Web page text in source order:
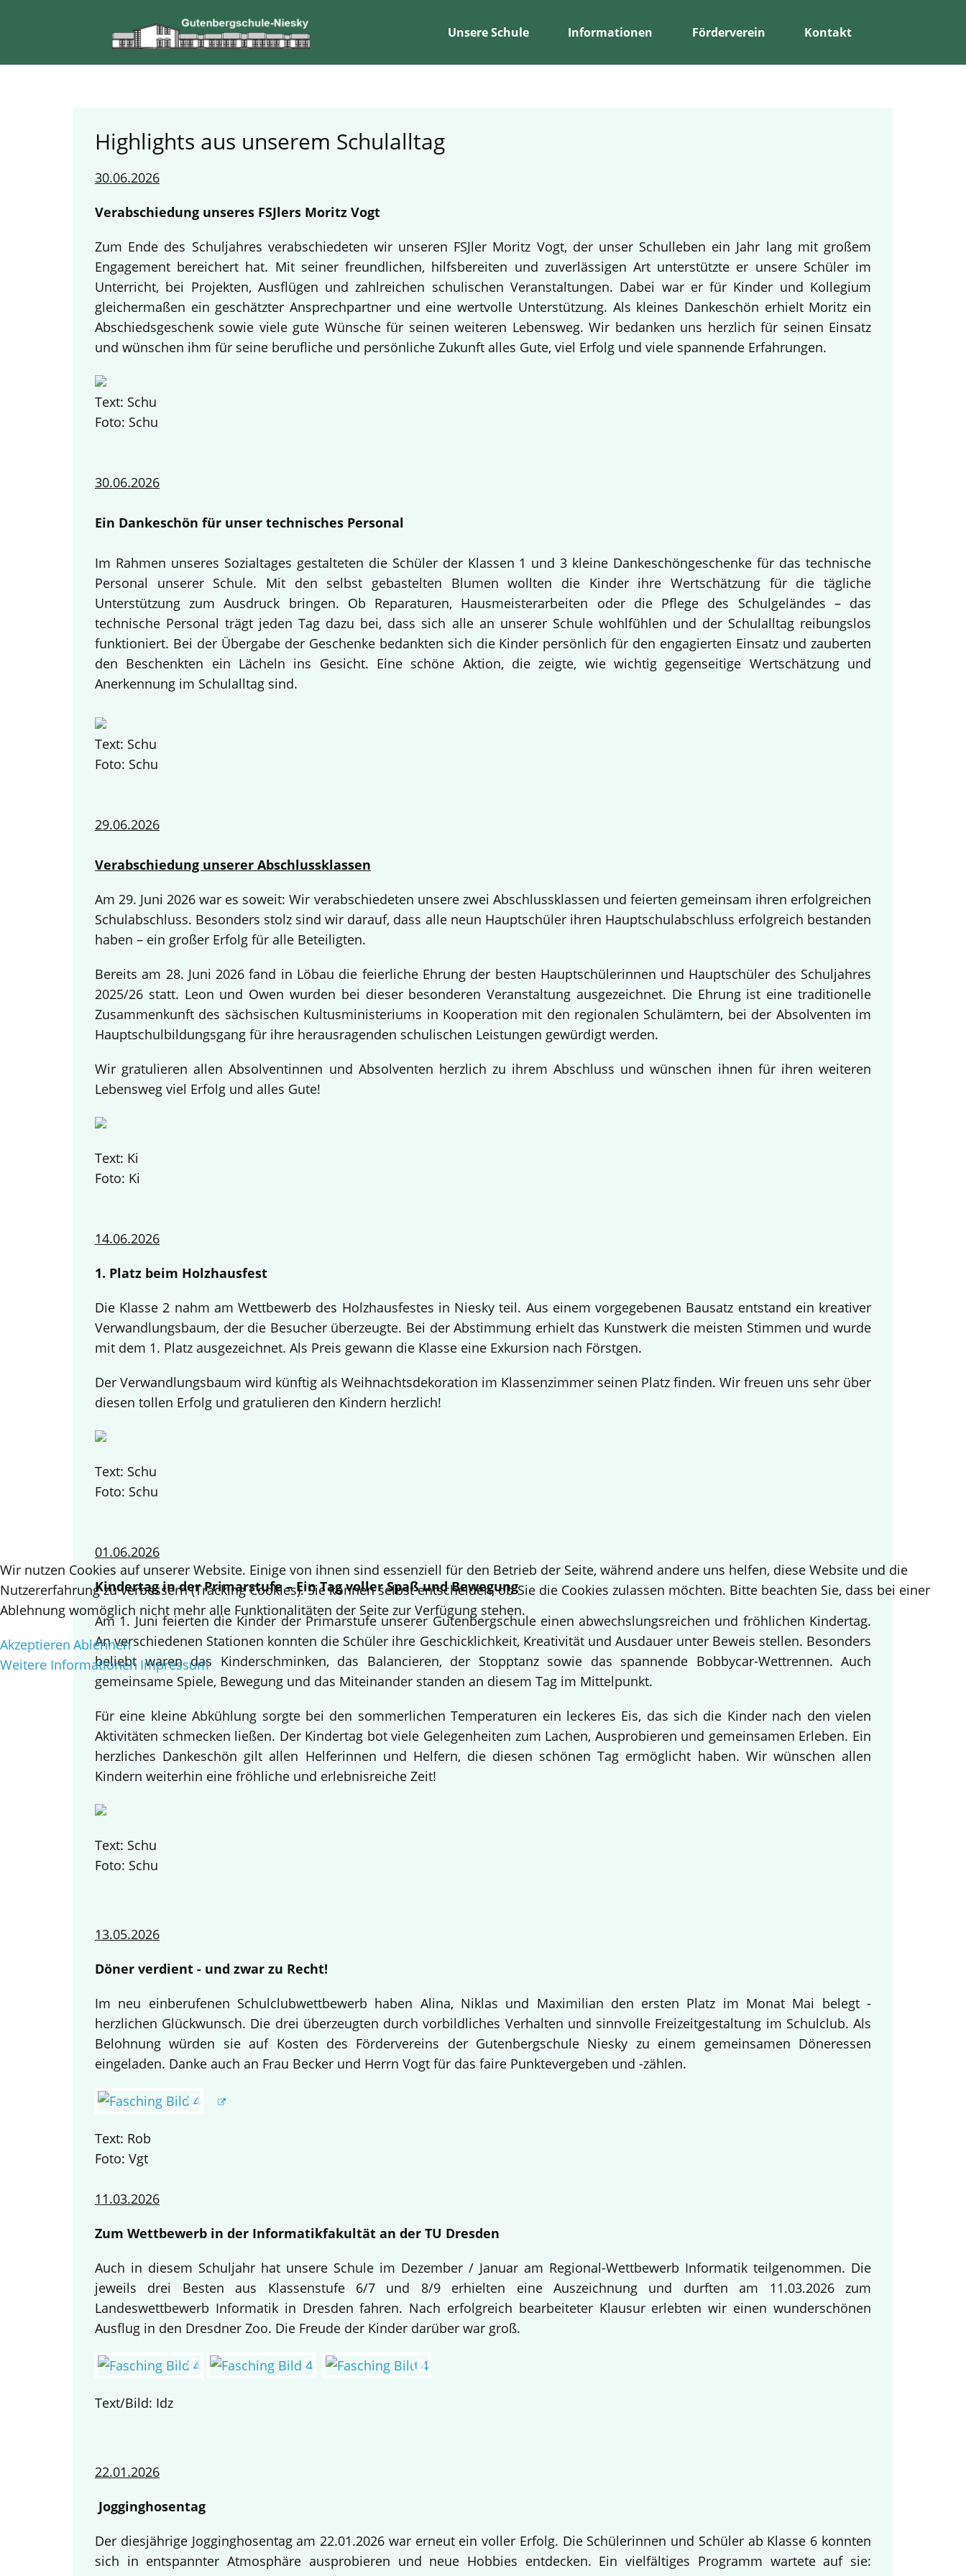
Unsere Schule Informationen Förderverein Kontakt
Highlights aus unserem Schulalltag
30.06.2026
Verabschiedung unseres FSJlers Moritz Vogt
Zum Ende des Schuljahres verabschiedeten wir unseren FSJler Moritz Vogt, der unser Schulleben ein Jahr lang mit großem
Engagement bereichert hat. Mit seiner freundlichen, hilfsbereiten und zuverlässigen Art unterstützte er unsere Schüler im
Unterricht, bei Projekten, Ausflügen und zahlreichen schulischen Veranstaltungen. Dabei war er für Kinder und Kollegium
gleichermaßen ein geschätzter Ansprechpartner und eine wertvolle Unterstützung. Als kleines Dankeschön erhielt Moritz ein
Abschiedsgeschenk sowie viele gute Wünsche für seinen weiteren Lebensweg. Wir bedanken uns herzlich für seinen Einsatz
und wünschen ihm für seine berufliche und persönliche Zukunft alles Gute, viel Erfolg und viele spannende Erfahrungen.
Text: Schu
Foto: Schu
30.06.2026
Ein Dankeschön für unser technisches Personal
Im Rahmen unseres Sozialtages gestalteten die Schüler der Klassen 1 und 3 kleine Dankeschöngeschenke für das technische
Personal unserer Schule. Mit den selbst gebastelten Blumen wollten die Kinder ihre Wertschätzung für die tägliche
Unterstützung zum Ausdruck bringen. Ob Reparaturen, Hausmeisterarbeiten oder die Pflege des Schulgeländes – das
technische Personal trägt jeden Tag dazu bei, dass sich alle an unserer Schule wohlfühlen und der Schulalltag reibungslos
funktioniert. Bei der Übergabe der Geschenke bedankten sich die Kinder persönlich für den engagierten Einsatz und zauberten
den Beschenkten ein Lächeln ins Gesicht. Eine schöne Aktion, die zeigte, wie wichtig gegenseitige Wertschätzung und
Anerkennung im Schulalltag sind.
Text: Schu
Foto: Schu
29.06.2026
Verabschiedung unserer Abschlussklassen
Am 29. Juni 2026 war es soweit: Wir verabschiedeten unsere zwei Abschlussklassen und feierten gemeinsam ihren erfolgreichen
Schulabschluss. Besonders stolz sind wir darauf, dass alle neun Hauptschüler ihren Hauptschulabschluss erfolgreich bestanden
haben – ein großer Erfolg für alle Beteiligten.
Bereits am 28. Juni 2026 fand in Löbau die feierliche Ehrung der besten Hauptschülerinnen und Hauptschüler des Schuljahres
2025/26 statt. Leon und Owen wurden bei dieser besonderen Veranstaltung ausgezeichnet. Die Ehrung ist eine traditionelle
Zusammenkunft des sächsischen Kultusministeriums in Kooperation mit den regionalen Schulämtern, bei der Absolventen im
Hauptschulbildungsgang für ihre herausragenden schulischen Leistungen gewürdigt werden.
Wir gratulieren allen Absolventinnen und Absolventen herzlich zu ihrem Abschluss und wünschen ihnen für ihren weiteren
Lebensweg viel Erfolg und alles Gute!
Text: Ki
Foto: Ki
14.06.2026
1. Platz beim Holzhausfest
Die Klasse 2 nahm am Wettbewerb des Holzhausfestes in Niesky teil. Aus einem vorgegebenen Bausatz entstand ein kreativer
Verwandlungsbaum, der die Besucher überzeugte. Bei der Abstimmung erhielt das Kunstwerk die meisten Stimmen und wurde
mit dem 1. Platz ausgezeichnet. Als Preis gewann die Klasse eine Exkursion nach Förstgen.
Der Verwandlungsbaum wird künftig als Weihnachtsdekoration im Klassenzimmer seinen Platz finden. Wir freuen uns sehr über
diesen tollen Erfolg und gratulieren den Kindern herzlich!
Text: Schu
Foto: Schu
01.06.2026
Kindertag in der Primarstufe – Ein Tag voller Spaß und Bewegung
Am 1. Juni feierten die Kinder der Primarstufe unserer Gutenbergschule einen abwechslungsreichen und fröhlichen Kindertag.
An verschiedenen Stationen konnten die Schüler ihre Geschicklichkeit, Kreativität und Ausdauer unter Beweis stellen. Besonders
beliebt waren das Kinderschminken, das Balancieren, der Stopptanz sowie das spannende Bobbycar-Wettrennen. Auch
gemeinsame Spiele, Bewegung und das Miteinander standen an diesem Tag im Mittelpunkt.
Für eine kleine Abkühlung sorgte bei den sommerlichen Temperaturen ein leckeres Eis, das sich die Kinder nach den vielen
Aktivitäten schmecken ließen. Der Kindertag bot viele Gelegenheiten zum Lachen, Ausprobieren und gemeinsamen Erleben. Ein
herzliches Dankeschön gilt allen Helferinnen und Helfern, die diesen schönen Tag ermöglicht haben. Wir wünschen allen
Kindern weiterhin eine fröhliche und erlebnisreiche Zeit!
Text: Schu
Foto: Schu
13.05.2026
Döner verdient - und zwar zu Recht!
Im neu einberufenen Schulclubwettbewerb haben Alina, Niklas und Maximilian den ersten Platz im Monat Mai belegt -
herzlichen Glückwunsch. Die drei überzeugten durch vorbildliches Verhalten und sinnvolle Freizeitgestaltung im Schulclub. Als
Belohnung würden sie auf Kosten des Fördervereins der Gutenbergschule Niesky zu einem gemeinsamen Döneressen
eingeladen. Danke auch an Frau Becker und Herrn Vogt für das faire Punktevergeben und -zählen.
Text: Rob
Foto: Vgt
11.03.2026
Zum Wettbewerb in der Informatikfakultät an der TU Dresden
Auch in diesem Schuljahr hat unsere Schule im Dezember / Januar am Regional-Wettbewerb Informatik teilgenommen. Die
jeweils drei Besten aus Klassenstufe 6/7 und 8/9 erhielten eine Auszeichnung und durften am 11.03.2026 zum
Landeswettbewerb Informatik in Dresden fahren. Nach erfolgreich bearbeiteter Klausur erlebten wir einen wunderschönen
Ausflug in den Dresdner Zoo. Die Freude der Kinder darüber war groß.
Text/Bild: Idz
22.01.2026
Jogginghosentag
Der diesjährige Jogginghosentag am 22.01.2026 war erneut ein voller Erfolg. Die Schülerinnen und Schüler ab Klasse 6 konnten
sich in entspannter Atmosphäre ausprobieren und neue Hobbies entdecken. Ein vielfältiges Programm wartete auf sie:
Wir nutzen Cookies auf unserer Website. Einige von ihnen sind essenziell für den Betrieb der Seite, während andere uns helfen, diese Website und die
Nutzererfahrung zu verbessern (Tracking Cookies). Sie können selbst entscheiden, ob Sie die Cookies zulassen möchten. Bitte beachten Sie, dass bei einer
Ablehnung womöglich nicht mehr alle Funktionalitäten der Seite zur Verfügung stehen.
Akzeptieren Ablehnen
Weitere Informationen Impressum